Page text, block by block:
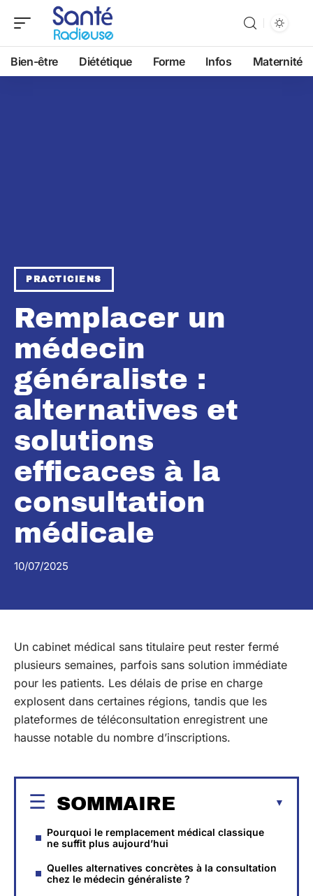
Bien-être Diététique Forme Infos Maternité
PRACTICIENS
Remplacer un
médecin
généraliste :
alternatives et
solutions
efficaces à la
consultation
médicale
10/07/2025
Un cabinet médical sans titulaire peut rester fermé
plusieurs semaines, parfois sans solution immédiate
pour les patients. Les délais de prise en charge
explosent dans certaines régions, tandis que les
plateformes de téléconsultation enregistrent une
hausse notable du nombre d’inscriptions.
SOMMAIRE
Pourquoi le remplacement médical classique
ne suffit plus aujourd’hui
Quelles alternatives concrètes à la consultation
chez le médecin généraliste ?